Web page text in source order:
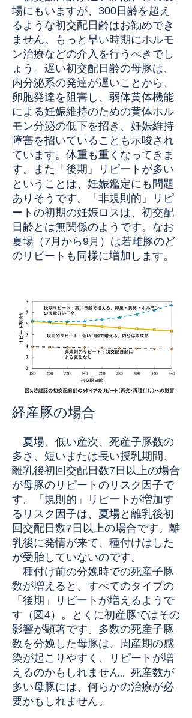
場にもいますが、300日齢を超え
るような初交配日齢はお勧めでき
ません。もっと早い時期にホルモ
ン治療などの介入を行うべきでし
ょう。遅い初交配日齢の母豚は、
内分泌系の発達が遅いことから、
卵胞発達を阻害し、弱体黄体機能
による妊娠維持のための黄体ホル
モン分泌の低下を招き、妊娠維持
障害を招いていることも示唆され
ています。体重も重くなってきま
す。また「後期」リピートが多い
ということは、妊娠鑑定にも問題
ありそうです。「非規則的」リピ
ートの初期の妊娠ロスは、初交配
日齢とは無関係のようです。なお
夏場（7月から9月）は若雌豚のど
のリピートも同様に増加します。
経産豚の場合
夏場、低い産次、死産子豚数の
多さ、短いまたは長い授乳期間、
離乳後初回交配日数7日以上の場合
が母豚のリピートのリスク因子で
す。「規則的」リピートが増加す
るリスク因子は、夏場と離乳後初
回交配日数7日以上の場合です。離
乳後に発情が来て、種付けはした
が受胎していないのです。
種付け前の分娩時での死産子豚
数が増えると、すべてのタイプの
「後期」リピートが増えるようで
す（図4）。とくに初産豚ではその
影響が顕著です。多数の死産子豚
数を分娩した母豚は、周産期の感
染が起こりやすく、リピートが増
えるのかもしれません。死産数が
多い母豚には、何らかの治療が必
要かもしれません。